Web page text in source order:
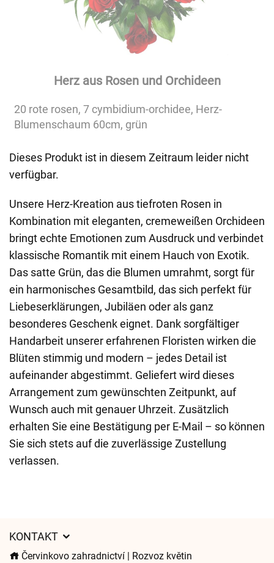
Herz aus Rosen und Orchideen
20 rote rosen, 7 cymbidium-orchidee, Herz-
Blumenschaum 60cm, grün
Dieses Produkt ist in diesem Zeitraum leider nicht
verfügbar.
Unsere Herz-Kreation aus tiefroten Rosen in
Kombination mit eleganten, cremeweißen Orchideen
bringt echte Emotionen zum Ausdruck und verbindet
klassische Romantik mit einem Hauch von Exotik.
Das satte Grün, das die Blumen umrahmt, sorgt für
ein harmonisches Gesamtbild, das sich perfekt für
Liebeserklärungen, Jubiläen oder als ganz
besonderes Geschenk eignet. Dank sorgfältiger
Handarbeit unserer erfahrenen Floristen wirken die
Blüten stimmig und modern – jedes Detail ist
aufeinander abgestimmt. Geliefert wird dieses
Arrangement zum gewünschten Zeitpunkt, auf
Wunsch auch mit genauer Uhrzeit. Zusätzlich
erhalten Sie eine Bestätigung per E-Mail – so können
Sie sich stets auf die zuverlässige Zustellung
verlassen.
KONTAKT
Červinkovo zahradnictví | Rozvoz květin